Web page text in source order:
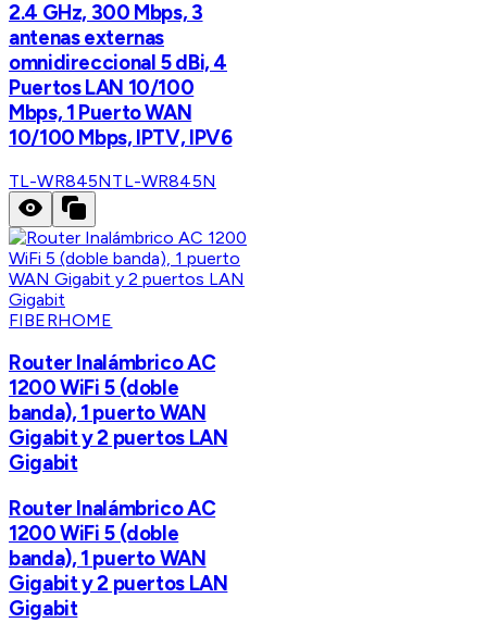
2.4 GHz, 300 Mbps, 3
antenas externas
omnidireccional 5 dBi, 4
Puertos LAN 10/100
Mbps, 1 Puerto WAN
10/100 Mbps, IPTV, IPV6
TL-WR845NTL-WR845N
FIBERHOME
Router Inalámbrico AC
1200 WiFi 5 (doble
banda), 1 puerto WAN
Gigabit y 2 puertos LAN
Gigabit
Router Inalámbrico AC
1200 WiFi 5 (doble
banda), 1 puerto WAN
Gigabit y 2 puertos LAN
Gigabit